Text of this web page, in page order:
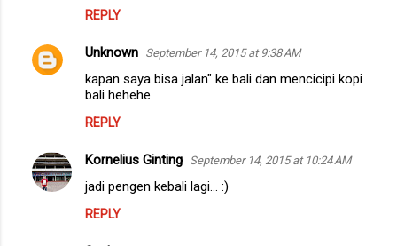
REPLY
Unknown September 14, 2015 at 9:38 AM
kapan saya bisa jalan" ke bali dan mencicipi kopi
bali hehehe
REPLY
Kornelius Ginting September 14, 2015 at 10:24 AM
jadi pengen kebali lagi... :)
REPLY